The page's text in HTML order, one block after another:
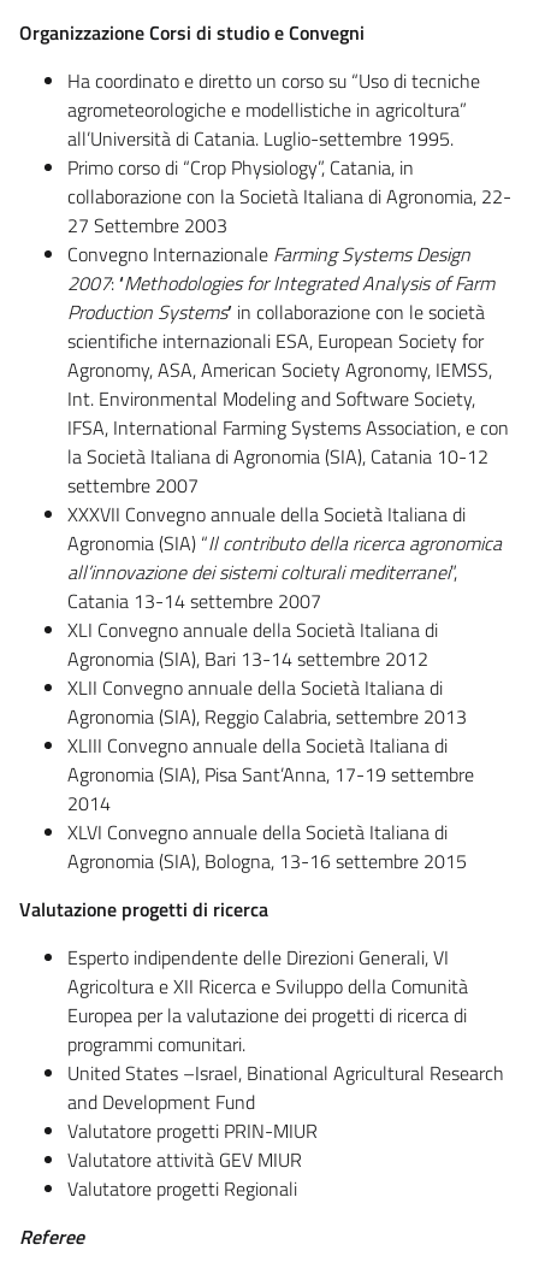
Organizzazione Corsi di studio e Convegni
Ha coordinato e diretto un corso su “Uso di tecniche
agrometeorologiche e modellistiche in agricoltura”
all’Università di Catania. Luglio-settembre 1995.
Primo corso di “Crop Physiology”, Catania, in
collaborazione con la Società Italiana di Agronomia, 22-
27 Settembre 2003
Convegno Internazionale Farming Systems Design
2007:‘Methodologies for Integrated Analysis of Farm
Production Systems’ in collaborazione con le società
scientifiche internazionali ESA, European Society for
Agronomy, ASA, American Society Agronomy, IEMSS,
Int. Environmental Modeling and Software Society,
IFSA, International Farming Systems Association, e con
la Società Italiana di Agronomia (SIA), Catania 10-12
settembre 2007
XXXVII Convegno annuale della Società Italiana di
Agronomia (SIA) “Il contributo della ricerca agronomica
all’innovazione dei sistemi colturali mediterranei”,
Catania 13-14 settembre 2007
XLI Convegno annuale della Società Italiana di
Agronomia (SIA), Bari 13-14 settembre 2012
XLII Convegno annuale della Società Italiana di
Agronomia (SIA), Reggio Calabria, settembre 2013
XLIII Convegno annuale della Società Italiana di
Agronomia (SIA), Pisa Sant’Anna, 17-19 settembre
2014
XLVI Convegno annuale della Società Italiana di
Agronomia (SIA), Bologna, 13-16 settembre 2015
Valutazione progetti di ricerca
Esperto indipendente delle Direzioni Generali, VI
Agricoltura e XII Ricerca e Sviluppo della Comunità
Europea per la valutazione dei progetti di ricerca di
programmi comunitari.
United States –Israel, Binational Agricultural Research
and Development Fund
Valutatore progetti PRIN-MIUR
Valutatore attività GEV MIUR
Valutatore progetti Regionali
Referee